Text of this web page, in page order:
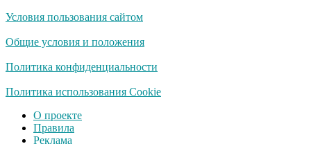
Условия пользования сайтом
Общие условия и положения
Политика конфиденциальности
Политика использования Cookie
О проекте
Правила
Реклама